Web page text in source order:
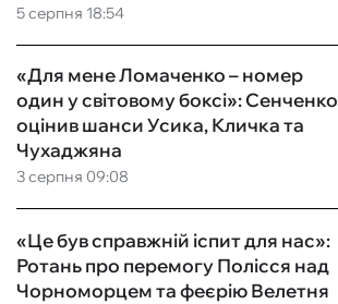
5 серпня 18:54
3 серпня 09:08
«Для мене Ломаченко – номер
один у світовому боксі»: Сенченко
оцінив шанси Усика, Кличка та
Чухаджяна
«Це був справжній іспит для нас»:
Ротань про перемогу Полісся над
Чорноморцем та феєрію Велетня